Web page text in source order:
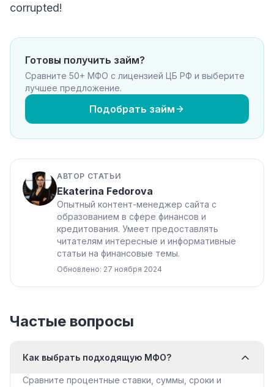
corrupted!
Готовы получить займ?
Сравните 50+ МФО с лицензией ЦБ РФ и выберите
лучшее предложение.
Подобрать займ
АВТОР СТАТЬИ
Ekaterina Fedorova
Опытный контент-менеджер сайта с
образованием в сфере финансов и
кредитования. Умеет предоставлять
читателям интересные и информативные
статьи на финансовые темы.
Обновлено: 27 ноября 2024
Частые вопросы
Как выбрать подходящую МФО?
Сравните процентные ставки, суммы, сроки и